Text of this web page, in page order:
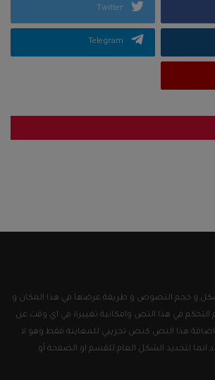
Twitter
Telegram
النصوص و طريقة عرضها في هذا المكان و
في هذا النص وامكانية تغييرة في اي وقت عن
هذا النص كنص تجريبي للمعاينة فقط وهو لا
الشكل العام للقسم او الصفحة أو